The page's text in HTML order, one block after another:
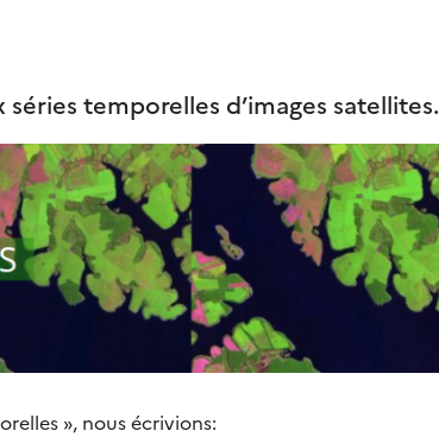
temporelles d’images satellites.
», nous écrivions: